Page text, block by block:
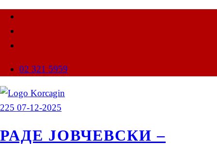
02 321 5959
РАДЕ ЈОВЧЕВСКИ –